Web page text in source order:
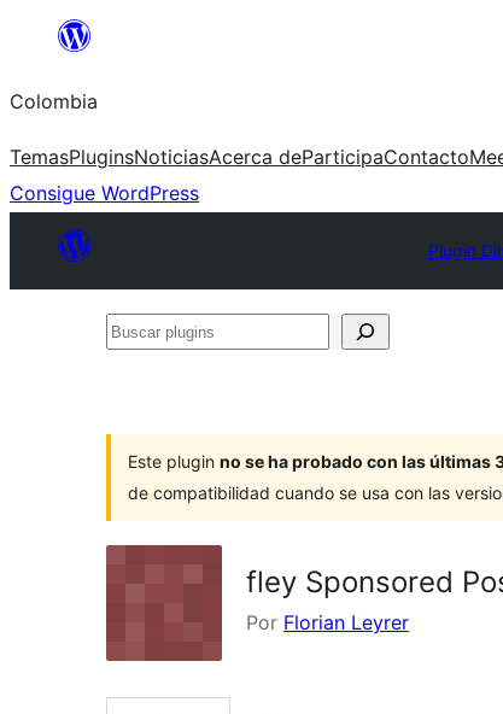
Saltar
contenido
Colombia
TemasPluginsNoticiasAcerca deParticipaContacto
Consigue WordPress
Plugin
Buscar
Este plugin no se ha probado con las últimas
de compatibilidad cuando se usa con las
fley Sponsored
Por Florian Leyrer